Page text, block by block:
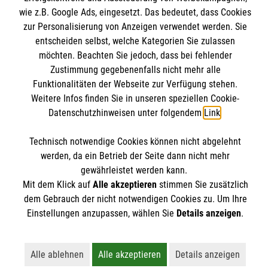
Angebote & Leistungen
Kursangebote
Mitarbeiten & Aktiv werden
Kontakt
Presse und Medien
Impressum
Datenschutz
Barrierefreiheit
Malteser online
Malteserorden
Malteser International
Sharepoint
Empfänger: Malteser Hilfsdienst e.V.
IBAN: DE90 6005 0101 0001 2706 88
BIC: SOLADEST600
Der Malteser Hilfsdienst e.V. ist als eingetragene
gemeinnützige Organisation von der Körperschaft- und
wie z.B. Google Ads, eingesetzt. Das bedeutet, dass Cookies
zur Personalisierung von Anzeigen verwendet werden. Sie
entscheiden selbst, welche Kategorien Sie zulassen
möchten. Beachten Sie jedoch, dass bei fehlender
Zustimmung gegebenenfalls nicht mehr alle
Funktionalitäten der Webseite zur Verfügung stehen.
Weitere Infos finden Sie in unseren speziellen Cookie-
Datenschutzhinweisen unter folgendem Link.
Technisch notwendige Cookies können nicht abgelehnt
werden, da ein Betrieb der Seite dann nicht mehr
gewährleistet werden kann.
Mit dem Klick auf Alle akzeptierenstimmen Sie zusätzlich
dem Gebrauch der nicht notwendigen Cookies zu. Um Ihre
Einstellungen anzupassen, wählen Sie Details anzeigen.
Alle ablehnen
Lehnt alle nicht-essentiellen Cookies ab
Alle akzeptieren
Akzeptiert alle Cookies
Details anzeigen